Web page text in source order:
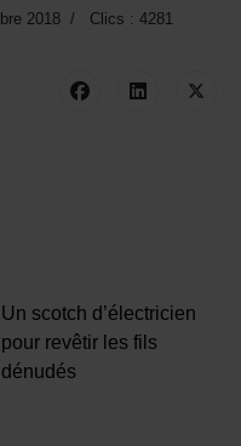
2018 Clics : 4281
Un scotch d’électricien
pour revêtir les fils
dénudés